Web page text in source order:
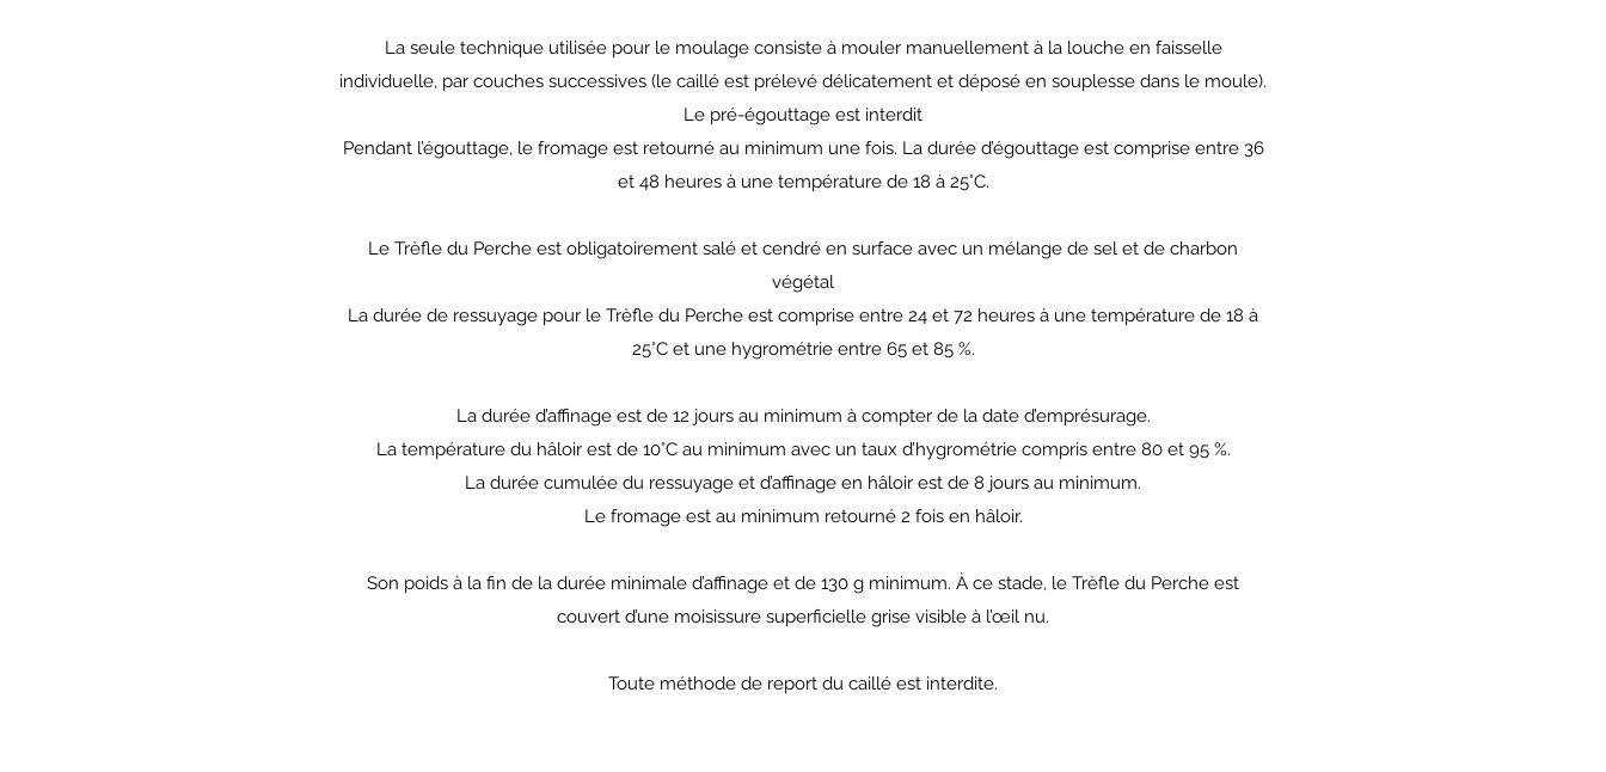
La seule technique utilisée pour le moulage consiste à mouler manuellement à la louche en faisselle
individuelle, par couches successives (le caillé est prélevé délicatement et déposé en souplesse dans le moule).
Le pré-égouttage est interdit
Pendant l’égouttage, le fromage est retourné au minimum une fois. La durée d’égouttage est comprise entre 36
et 48 heures à une température de 18 à 25°C.
Le Trèfle du Perche est obligatoirement salé et cendré en surface avec un mélange de sel et de charbon
végétal
La durée de ressuyage pour le Trèfle du Perche est comprise entre 24 et 72 heures à une température de 18 à
25°C et une hygrométrie entre 65 et 85 %.
La durée d’affinage est de 12 jours au minimum à compter de la date d’emprésurage.
La température du hâloir est de 10°C au minimum avec un taux d’hygrométrie compris entre 80 et 95 %.
La durée cumulée du ressuyage et d’affinage en hâloir est de 8 jours au minimum.
Le fromage est au minimum retourné 2 fois en hâloir.
Son poids à la fin de la durée minimale d’affinage et de 130 g minimum. À ce stade, le Trèfle du Perche est
couvert d’une moisissure superficielle grise visible à l’œil nu.
Toute méthode de report du caillé est interdite.